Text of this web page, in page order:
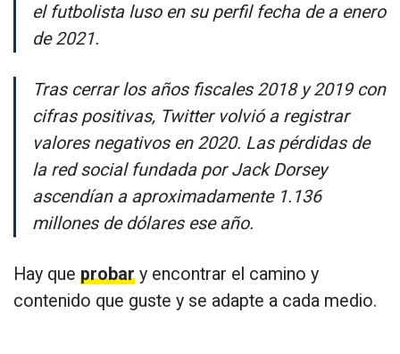
el futbolista luso en su perfil fecha de a enero
de 2021.
Tras cerrar los años fiscales 2018 y 2019 con
cifras positivas, Twitter volvió a registrar
valores negativos en 2020. Las pérdidas de
la red social fundada por Jack Dorsey
ascendían a aproximadamente 1.136
millones de dólares ese año.
Hay que probar y encontrar el camino y
contenido que guste y se adapte a cada medio.